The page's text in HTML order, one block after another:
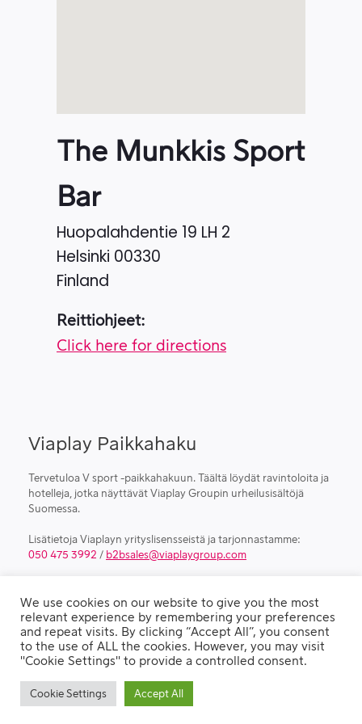
The Munkkis Sport
Bar
Huopalahdentie 19 LH 2
Helsinki 00330
Finland
Reittiohjeet:
Click here for directions
Viaplay Paikkahaku
Tervetuloa V sport -paikkahakuun. Täältä löydät ravintoloita ja
hotelleja, jotka näyttävät Viaplay Groupin urheilusisältöjä
Suomessa.
Lisätietoja Viaplayn yrityslisensseistä ja tarjonnastamme:
050 475 3992 / b2bsales@viaplaygroup.com
© VIAPLAY 2023
We use cookies on our website to give you the most
relevant experience by remembering your preferences
and repeat visits. By clicking “Accept All”, you consent
to the use of ALL the cookies. However, you may visit
"Cookie Settings" to provide a controlled consent.
Cookie Settings Accept All